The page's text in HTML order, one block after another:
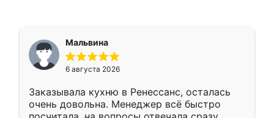
Мальвина
6 августа 2026
Заказывала кухню в Ренессанс, осталась
очень довольна. Менеджер всё быстро